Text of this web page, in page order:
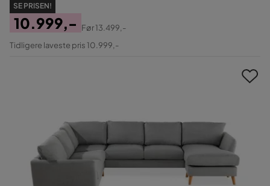
SE PRISEN!
Pris
10.999,-
Original
Før13.499,-
Tidligere laveste pris 10.999,-